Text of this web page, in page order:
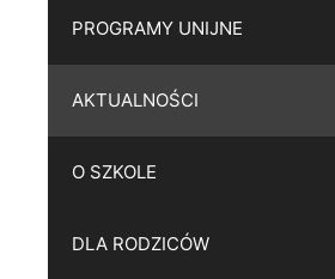
PROGRAMY UNIJNE
AKTUALNOŚCI
O SZKOLE
DLA RODZICÓW